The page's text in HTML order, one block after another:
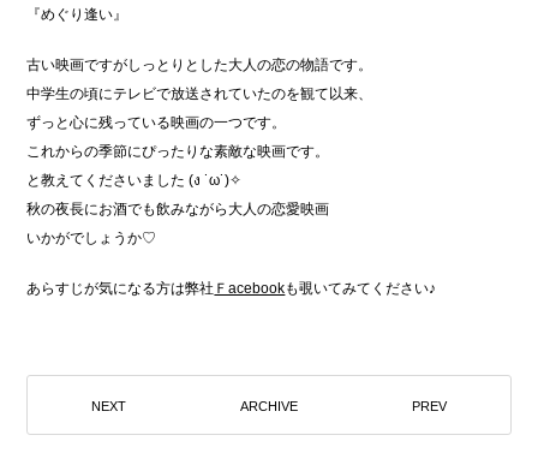
『めぐり逢い』
古い映画ですがしっとりとした大人の恋の物語です。
中学生の頃にテレビで放送されていたのを観て以来、
ずっと心に残っている映画の一つです。
これからの季節にぴったりな素敵な映画です。
と教えてくださいました (ง ˙ω˙)✧
秋の夜長にお酒でも飲みながら大人の恋愛映画
いかがでしょうか♡
あらすじが気になる方は弊社 Ｆacebookも覗いてみてください♪
NEXT ARCHIVE PREV